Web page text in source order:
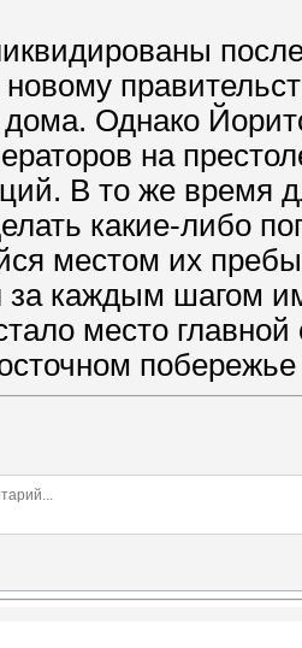
новому
дома. Однако
на
В то же время
какие-либо
местом их
за каждым шагом
место